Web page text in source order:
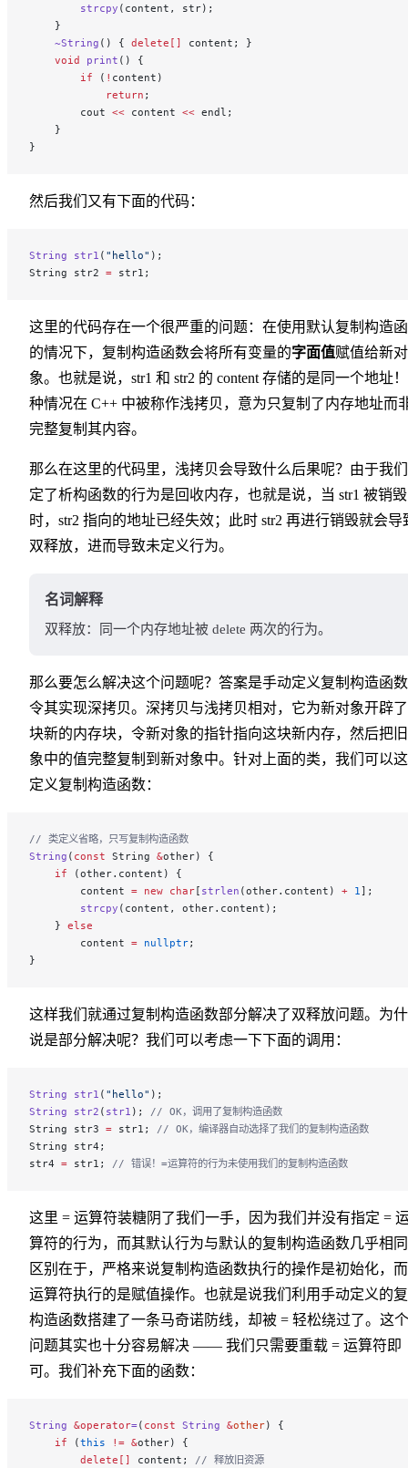
        strcpy
(content, str);
    }
    ~String
() { delete[]
content; }
    void
print () {
        if
( ! content)
            return
;
        cout
<< content << endl;
    }
}
然后我们又有下面的代码：
String str1 ( "hello" );
String str2 = str1;
这里的代码存在一个很严重的问题：在使用默认复制构造
的情况下，复制构造函数会将所有变量的字面值赋值给新对
象。也就是说，str1 和 str2 的 content 存储的是同一个地址
种情况在 C++ 中被称作浅拷贝，意为只复制了内存地址而
完整复制其内容。
那么在这里的代码里，浅拷贝会导致什么后果呢？由于我
定了析构函数的行为是回收内存，也就是说，当 str1 被销毁
时，str2 指向的地址已经失效；此时 str2 再进行销毁就会导
双释放，进而导致未定义行为。
名词解释
双释放：同一个内存地址被 delete 两次的行为。
那么要怎么解决这个问题呢？答案是手动定义复制构造函
令其实现深拷贝。深拷贝与浅拷贝相对，它为新对象开辟
块新的内存块，令新对象的指针指向这块新内存，然后把
象中的值完整复制到新对象中。针对上面的类，我们可以
定义复制构造函数：
// 类定义省略，只写复制构造函数
String ( const String &other) {
    if
(other.content) {
        content
= new char[ strlen (other.content) + 1 ];
        strcpy
(content, other.content);
    }
else
        content
= nullptr;
}
这样我们就通过复制构造函数部分解决了双释放问题。为
说是部分解决呢？我们可以考虑一下下面的调用：
String str1 ( "hello" );
String str2 ( str1 );
// OK，调用了复制构造函数
String str3 = str1;
// OK，编译器自动选择了我们的复制构造函数
String str4;
str4 = str1; // 错误！=运算符的行为未使用我们的复制构造函数
这里 = 运算符装糖阴了我们一手，因为我们并没有指定 =
算符的行为，而其默认行为与默认的复制构造函数几乎相
区别在于，严格来说复制构造函数执行的操作是初始化，
运算符执行的是赋值操作。也就是说我们利用手动定义的
构造函数搭建了一条马奇诺防线，却被 = 轻松绕过了。这个
问题其实也十分容易解决 —— 我们只需要重载 = 运算符即
可。我们补充下面的函数：
String &operator=( const String &other) {
    if
(this != &other) {
        delete[]
content; // 释放旧资源